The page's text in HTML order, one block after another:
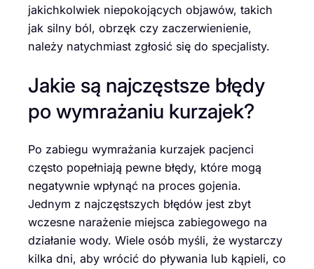
jakichkolwiek niepokojących objawów, takich
jak silny ból, obrzęk czy zaczerwienienie,
należy natychmiast zgłosić się do specjalisty.
Jakie są najczęstsze błędy
po wymrażaniu kurzajek?
Po zabiegu wymrażania kurzajek pacjenci
często popełniają pewne błędy, które mogą
negatywnie wpłynąć na proces gojenia.
Jednym z najczęstszych błędów jest zbyt
wczesne narażenie miejsca zabiegowego na
działanie wody. Wiele osób myśli, że wystarczy
kilka dni, aby wrócić do pływania lub kąpieli, co